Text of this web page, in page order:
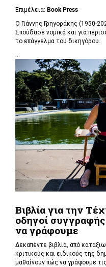
Επιμέλεια: Book Press
Ο Γιάννης Γρηγοράκης (1950-
Σπούδασε νομικά και για
το επάγγελμα του δικηγόρου.
...
Βιβλία για την
οδηγοί
να γράφουμε
Δεκαπέντε βιβλία, από
κριτικούς και ειδικούς της
μαθαίνουν πώς να γράφουμε